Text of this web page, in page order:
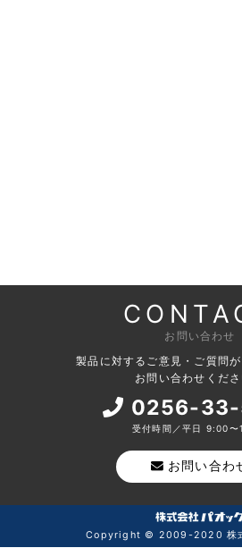
お問い合わせ
製品に対するご意見・ご質問
お問い合わせくださ
0256-
受付時間／平日 9:00
お問い合わ
Copyright © 2009-2020 株式